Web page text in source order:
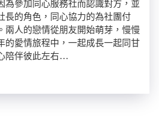
為參加同心服務社而認識對方，並
長的角色，同心協力的為社團付
兩人的戀情從朋友開始萌芽，慢慢
的愛情旅程中，一起成長一起同甘
陪伴彼此左右…